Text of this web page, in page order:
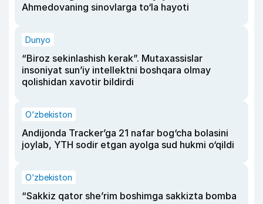
Ahmedovaning sinovlarga to‘la hayoti
Dunyo
“Biroz sekinlashish kerak”. Mutaxassislar
insoniyat sun’iy intellektni boshqara olmay
qolishidan xavotir bildirdi
O‘zbekiston
Andijonda Tracker’ga 21 nafar bog‘cha bolasini
joylab, YTH sodir etgan ayolga sud hukmi o‘qildi
O‘zbekiston
“Sakkiz qator she’rim boshimga sakkizta bomba